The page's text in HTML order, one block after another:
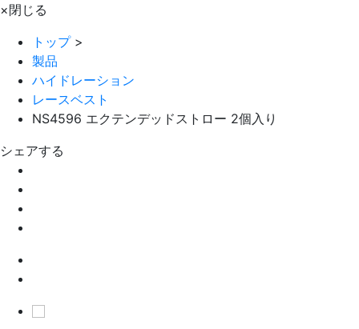
×閉じる
トップ>
製品
ハイドレーション
レースベスト
NS4596 エクテンデッドストロー 2個入り
シェアする